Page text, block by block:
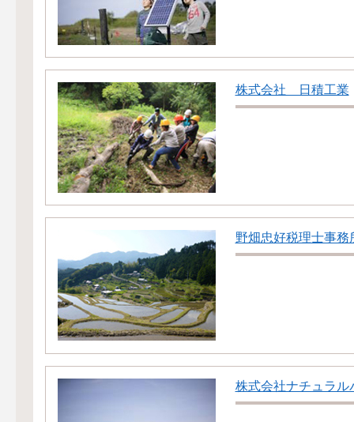
株式会社 日積工業
野畑忠好税理士事務
株式会社ナチュラル